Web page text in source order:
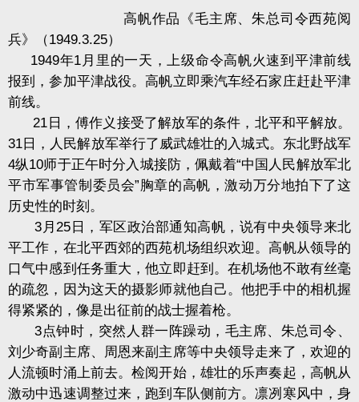
高帆作品《毛主席、朱总司令西苑阅
兵》（1949.3.25）
1949年1月里的一天，上级命令高帆火速到平津前线
报到，参加平津战役。高帆立即乘汽车经石家庄赶赴平津
前线。
21日，傅作义接受了解放军的条件，北平和平解放。
31日，人民解放军举行了威武雄壮的入城式。东北野战军
4纵10师于正午时分入城接防，佩戴着“中国人民解放军北
平市军事管制委员会”胸章的高帆，激动万分地拍下了这
历史性的时刻。
3月25日，军区政治部通知高帆，说有中央领导来北
平工作，在北平西郊的西苑机场组织欢迎。高帆从领导的
口气中感到任务重大，他立即赶到。在机场他不敢有丝毫
的疏忽，因为这天的摄影师就他自己。他把手中的相机握
得紧紧的，像是出征前的战士握着枪。
3点钟时，突然人群一阵躁动，毛主席、朱总司令、
刘少奇副主席、周恩来副主席等中央领导走来了，欢迎的
人流顿时涌上前去。检阅开始，雄壮的乐声奏起，高帆从
激动中迅速调整过来，跑到车队侧前方。凛冽寒风中，身